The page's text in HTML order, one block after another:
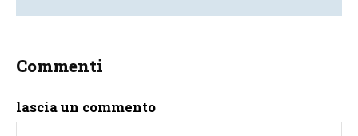
Commenti
lascia un commento